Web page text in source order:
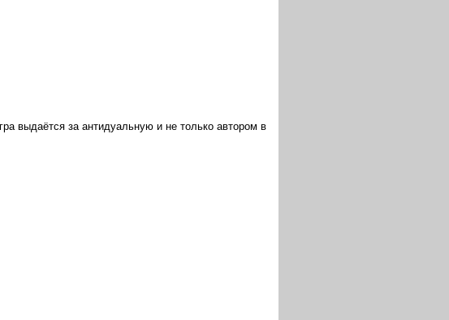
выдаётся за антидуальную и не только автором в